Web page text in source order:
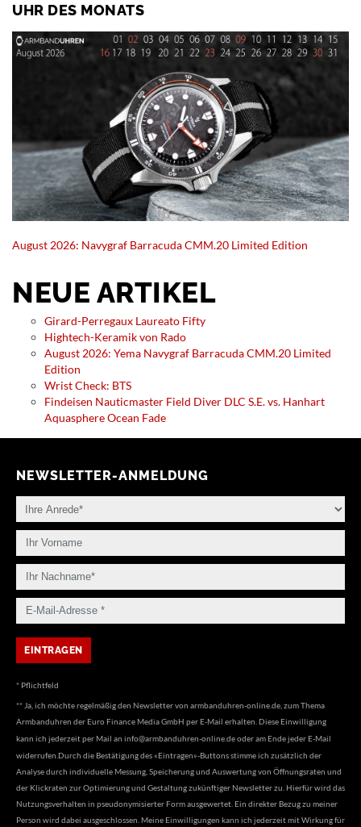
UHR DES MONATS
August 2026: Navygraf Barracuda CMM.20 Limited Edition
NEUE ARTIKEL
Girard-Perregaux Laureato Fifty
Hightech-Keramik von Rado
August 2026: Yema Navygraf Barracuda CMM.20 Limited
Edition
Wrist Check: BTS
Findeisen Nauticmaster Field Diver DLC S.E. vs. Hanhart
Aquasphere Ocean Fade
NEWSLETTER-ANMELDUNG
* Pflichtfeld
** Ja, ich möchte regelmäßig den Newsletter von armbanduhren-online.de, zum Thema
Armbanduhren der Euro Finance Media GmbH per E-Mail erhalten. Diese Einwilligung
kann ich jederzeit per Mail an info@armbanduhren-online.deoder am Ende jeder E-Mail
widerrufen.Durch die Bestätigung des «Eintragen»-Buttons stimme ich zusätzlich der
Analyse durch individuelle Messung, Speicherung und Auswertung von Öffnungsraten und
der Klickraten zur Optimierung und Gestaltung zukünftiger Newsletter zu. Hierfür wird das
Nutzungsverhalten in pseudonymisierter Form ausgewertet. Ein direkter Bezug zu meiner
Person wird dabei ausgeschlossen. Meine Einwilligungen kann ich jederzeit mit Wirkung für